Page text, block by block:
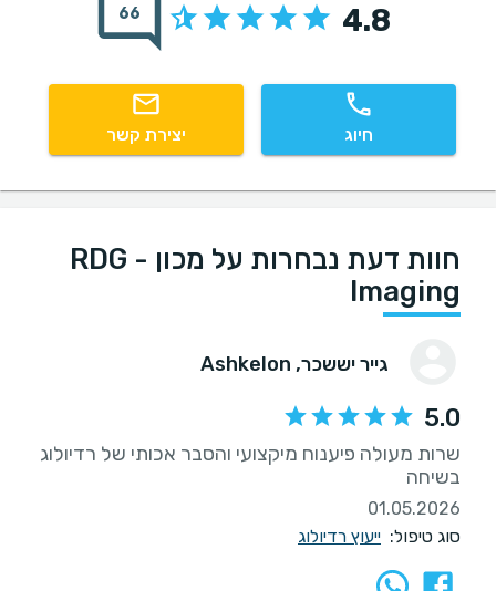
4.8
66
חיוג יצירת קשר
חוות דעת נבחרות על מכון RDG -
Imaging
גייר יששכר, Ashkelon
5.0
שרות מעולה פיענוח מיקצועי והסבר אכותי של רדיולוג
בשיחה
01.05.2026
סוג טיפול: ייעוץ רדיולוג